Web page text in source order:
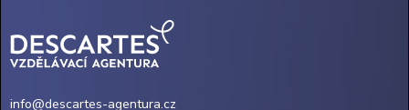
info@descartes-agentura.cz